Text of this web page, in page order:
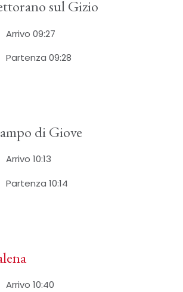
sul Gizio
Arrivo 09:27
Partenza 09:28
di Giove
Arrivo 10:13
Partenza 10:14
Arrivo 10:40